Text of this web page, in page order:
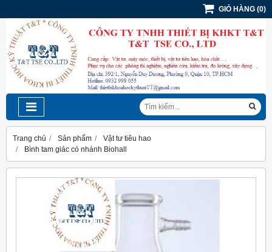
GIỎ HÀNG (0)
Trang chủ Sản phẩm
Vật tư tiêu hao
Bình tam giác có nhánh Biohall